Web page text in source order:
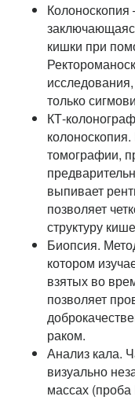
Колоноскопия
кишки при
только
КТ-
томографии,
выпивает
позволяет
структуру
Биопсия.
котором
взятых во
позволяет
раком.
Анализ кала.
визуально
массах (проба